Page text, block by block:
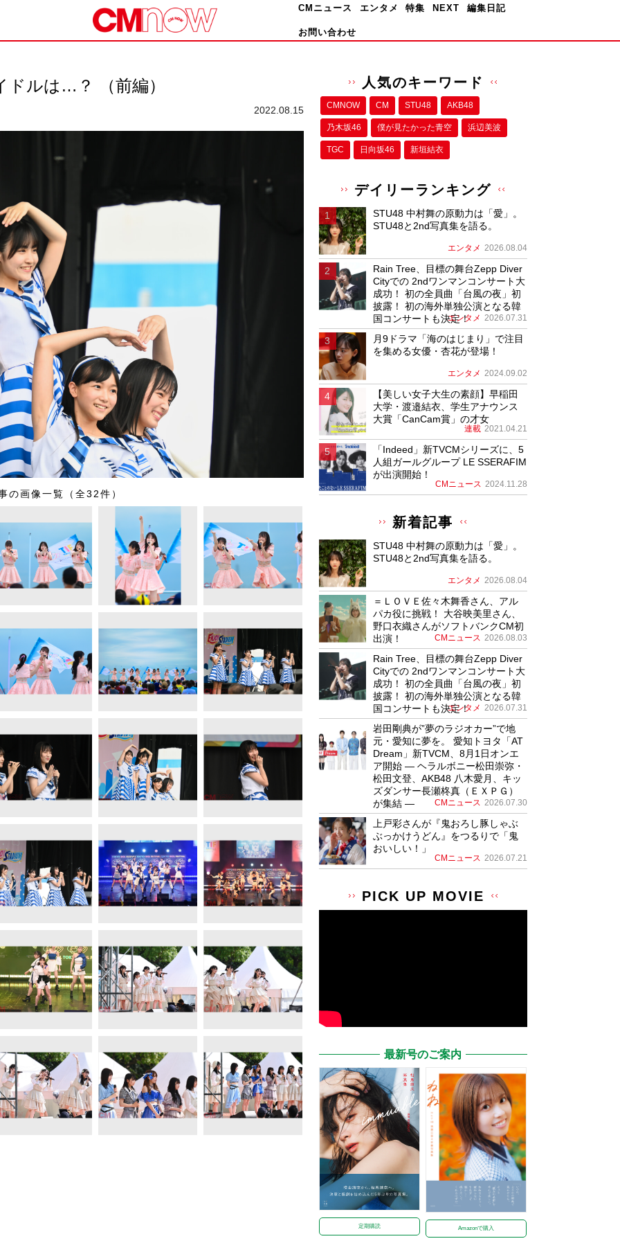
CMニュース エンタメ 特集 NEXT 編集日記
お問い合わせ
ドルは…？ （前編）
2022.08.15
の画像一覧（全32件）
人気のキーワード
CMNOW CM STU48 AKB48
乃木坂46 僕が⾒たかった⻘空 浜辺美波
TGC 日向坂46 新垣結衣
デイリーランキング
STU48 中村舞の原動力は「愛」。
STU48と2nd写真集を語る。
エンタメ 2026.08.04
Rain Tree、目標の舞台Zepp Diver
Cityでの 2ndワンマンコンサート大
成功！ 初の全員曲「台風の夜」初
披露！ 初の海外単独公演となる韓
国コンサートも決定！
エンタメ 2026.07.31
月9ドラマ「海のはじまり」で注目
を集める女優・杏花が登場！
エンタメ 2024.09.02
【美しい女子大生の素顔】早稲田
大学・渡邉結衣、学生アナウンス
大賞「CanCam賞」の才女
連載 2021.04.21
「Indeed」新TVCMシリーズに、5
人組ガールグループ LE SSERAFIM
が出演開始！
CMニュース 2024.11.28
新着記事
STU48 中村舞の原動力は「愛」。
STU48と2nd写真集を語る。
エンタメ 2026.08.04
＝ＬＯＶＥ佐々木舞香さん、アル
パカ役に挑戦！ 大谷映美里さん、
野口衣織さんがソフトバンクCM初
出演！
CMニュース 2026.08.03
Rain Tree、目標の舞台Zepp Diver
Cityでの 2ndワンマンコンサート大
成功！ 初の全員曲「台風の夜」初
披露！ 初の海外単独公演となる韓
国コンサートも決定！
エンタメ 2026.07.31
岩田剛典が”夢のラジオカー”で地
元・愛知に夢を。 愛知トヨタ「AT
Dream」新TVCM、8月1日オンエ
ア開始 ― ヘラルボニー松田崇弥・
松田文登、AKB48 八木愛月、キッ
ズダンサー長瀬柊真（ＥＸＰＧ）
が集結 ―
CMニュース 2026.07.30
上戸彩さんが『鬼おろし豚しゃぶ
ぶっかけうどん』をつるりで「鬼
おいしい！」
CMニュース 2026.07.21
PICK UP MOVIE
最新号のご案内
定期購読 Amazonで購入